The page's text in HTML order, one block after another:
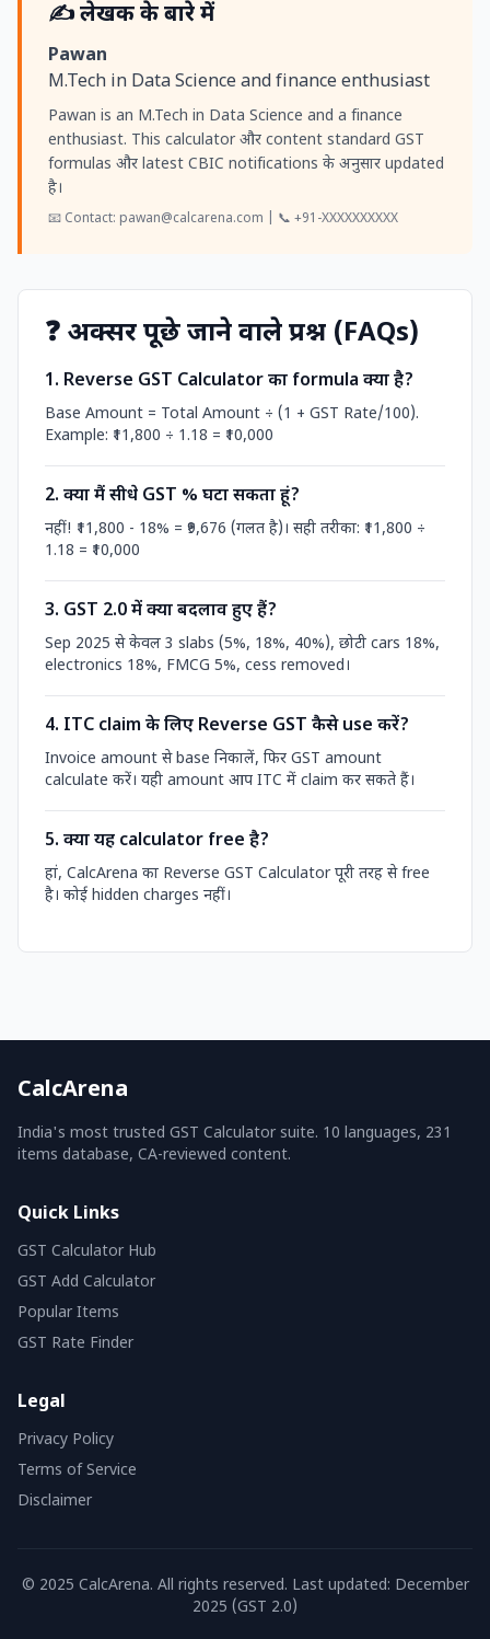
✍️ लेखक के बारे में
Pawan
M.Tech in Data Science and finance enthusiast
Pawan is an M.Tech in Data Science and a finance
enthusiast. This calculator और content standard GST
formulas और latest CBIC notifications के अनुसार updated
है।
📧 Contact: pawan@calcarena.com | 📞 +91-XXXXXXXXXX
❓ अक्सर पूछे जाने वाले प्रश्न (FAQs)
1. Reverse GST Calculator का formula क्या है?
Base Amount = Total Amount ÷ (1 + GST Rate/100).
Example: ₹11,800 ÷ 1.18 = ₹10,000
2. क्या मैं सीधे GST % घटा सकता हूं?
नहीं! ₹11,800 - 18% = ₹9,676 (गलत है)। सही तरीका: ₹11,800 ÷
1.18 = ₹10,000
3. GST 2.0 में क्या बदलाव हुए हैं?
Sep 2025 से केवल 3 slabs (5%, 18%, 40%), छोटी cars 18%,
electronics 18%, FMCG 5%, cess removed।
4. ITC claim के लिए Reverse GST कैसे use करें?
Invoice amount से base निकालें, फिर GST amount
calculate करें। यही amount आप ITC में claim कर सकते हैं।
5. क्या यह calculator free है?
हां, CalcArena का Reverse GST Calculator पूरी तरह से free
है। कोई hidden charges नहीं।
CalcArena
India's most trusted GST Calculator suite. 10 languages, 231
items database, CA-reviewed content.
Quick Links
GST Calculator Hub
GST Add Calculator
Popular Items
GST Rate Finder
Legal
Privacy Policy
Terms of Service
Disclaimer
© 2025 CalcArena. All rights reserved. Last updated: December
2025 (GST 2.0)